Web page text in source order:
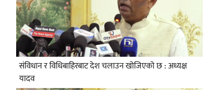
संविधान र विधिबाहिरबाट देश चलाउन खोजिएको छ : अध्यक्ष
यादव